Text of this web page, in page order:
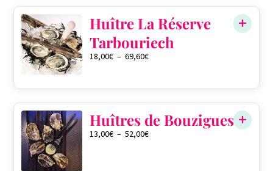
Huître La Réserve
Tarbouriech
18,00€ – 69,60€
Huîtres de Bouzigues
13,00€ – 52,00€